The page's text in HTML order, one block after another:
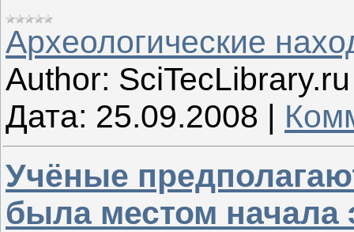
Археологические
Author: SciTecLibrary.ru
Дата: 25.09.2008 |
Учёные
была местом начала